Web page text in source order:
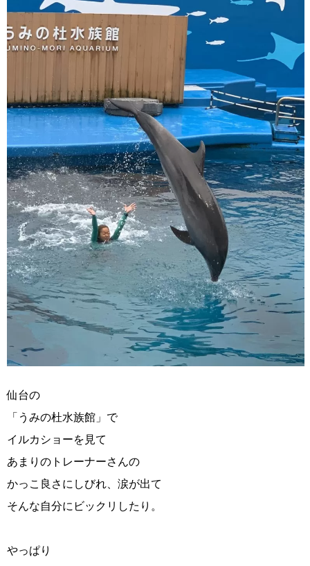
仙台の
「うみの杜水族館」で
イルカショーを見て
あまりのトレーナーさんの
かっこ良さにしびれ、涙が出て
そんな自分にビックリしたり。
やっぱり